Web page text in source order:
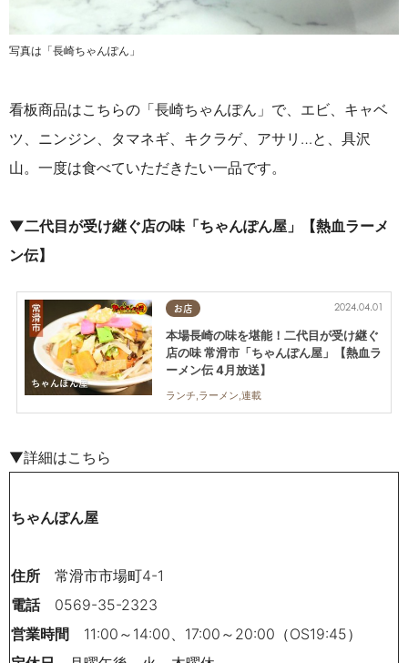
写真は「長崎ちゃんぽん」
看板商品はこちらの「長崎ちゃんぽん」で、エビ、キャベ
ツ、ニンジン、タマネギ、キクラゲ、アサリ…と、具沢
山。一度は食べていただきたい一品です。
▼二代目が受け継ぐ店の味「ちゃんぽん屋」【熱血ラーメ
ン伝】
お店 2024.04.01
本場長崎の味を堪能！二代目が受け継ぐ
店の味 常滑市「ちゃんぽん屋」【熱血ラ
ーメン伝 4月放送】
ランチ,ラーメン,連載
▼詳細はこちら
ちゃんぽん屋
住所 常滑市市場町4-1
電話0569-35-2323
営業時間 11:00～14:00、17:00～20:00（OS19:45）